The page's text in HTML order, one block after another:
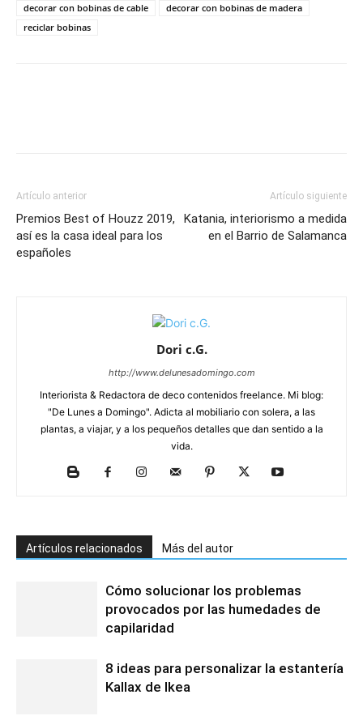
decorar con bobinas de cable
decorar con bobinas de madera
reciclar bobinas
Artículo anterior
Premios Best of Houzz 2019,
así es la casa ideal para los
españoles
Artículo siguiente
Katania, interiorismo a medida
en el Barrio de Salamanca
Dori c.G.
http://www.delunesadomingo.com
Interiorista & Redactora de deco contenidos freelance. Mi blog:
"De Lunes a Domingo". Adicta al mobiliario con solera, a las
plantas, a viajar, y a los pequeños detalles que dan sentido a la
vida.
Artículos relacionados Más del autor
Cómo solucionar los problemas
provocados por las humedades de
capilaridad
8 ideas para personalizar la estantería
Kallax de Ikea